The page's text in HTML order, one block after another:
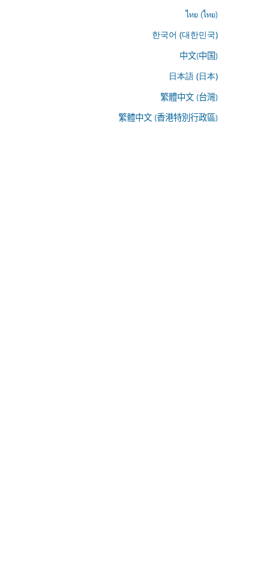
ไทย (ไทย)
한국어 (대한민국)
中文(中国)
日本語 (日本)
繁體中文 (台灣)
繁體中文 (香港特別行政區)